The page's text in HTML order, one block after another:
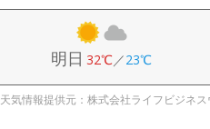
明日 32℃／23℃
天気情報提供元：株式会社ライフビジネス